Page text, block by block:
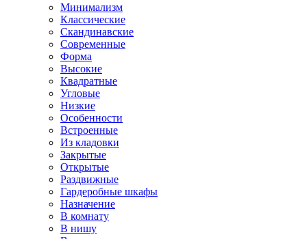
Минимализм
Классические
Скандинавские
Современные
Форма
Высокие
Квадратные
Угловые
Низкие
Особенности
Встроенные
Из кладовки
Закрытые
Открытые
Раздвижные
Гардеробные шкафы
Назначение
В комнату
В нишу